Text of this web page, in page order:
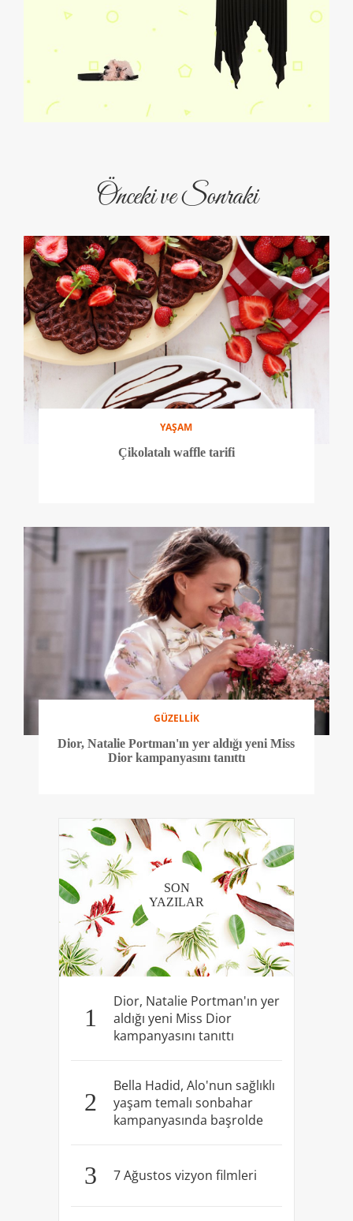
Önceki ve Sonraki
YAŞAM
Çikolatalı waffle tarifi
GÜZELLİK
Dior, Natalie Portman'ın yer aldığı yeni Miss
Dior kampanyasını tanıttı
SON
YAZILAR
1
Dior, Natalie Portman'ın yer
aldığı yeni Miss Dior
kampanyasını tanıttı
2
Bella Hadid, Alo'nun sağlıklı
yaşam temalı sonbahar
kampanyasında başrolde
3 7 Ağustos vizyon filmleri